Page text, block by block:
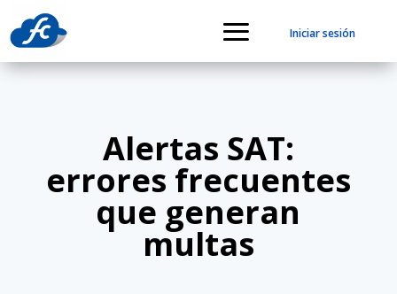
Iniciar sesión
Alertas SAT:
errores frecuentes
que generan
multas